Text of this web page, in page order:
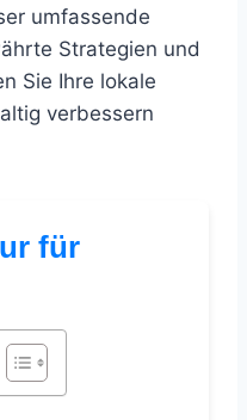
umfassende
Strategien und
Sie Ihre lokale
verbessern
für